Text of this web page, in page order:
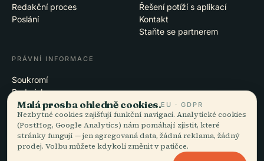
Redakční proces
Poslání
Řešení potíží s aplikací
Kontakt
Staňte se partnerem
PRÁVNÍ INFORMACE
Soukromí
Podmínky
Nastavení cookies
Smazat účet
Malá prosba ohledně cookies.EU · GDPR
Nezbytné cookies zajišťují funkční navigaci. Analytické cookies
(PostHog, Google Analytics) nám pomáhají zjistit, které
stránky fungují — jen agregovaná data, žádná reklama, žádný
prodej. Volbu můžete kdykoli změnit v patičce.